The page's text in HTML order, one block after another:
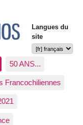
Langues du
site
50 ANS...
Francochiliennes